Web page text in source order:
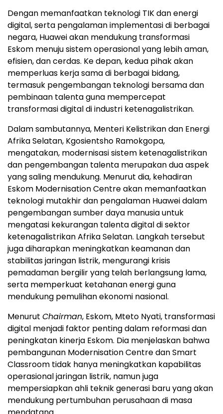
Dengan memanfaatkan teknologi TIK dan energi
digital, serta pengalaman implementasi di berbagai
negara, Huawei akan mendukung transformasi
Eskom menuju sistem operasional yang lebih aman,
efisien, dan cerdas. Ke depan, kedua pihak akan
memperluas kerja sama di berbagai bidang,
termasuk pengembangan teknologi bersama dan
pembinaan talenta guna mempercepat
transformasi digital di industri ketenagalistrikan.
Dalam sambutannya, Menteri Kelistrikan dan Energi
Afrika Selatan, Kgosientsho Ramokgopa,
mengatakan, modernisasi sistem ketenagalistrikan
dan pengembangan talenta merupakan dua aspek
yang saling mendukung. Menurut dia, kehadiran
Eskom Modernisation Centre akan memanfaatkan
teknologi mutakhir dan pengalaman Huawei dalam
pengembangan sumber daya manusia untuk
mengatasi kekurangan talenta digital di sektor
ketenagalistrikan Afrika Selatan. Langkah tersebut
juga diharapkan meningkatkan keamanan dan
stabilitas jaringan listrik, mengurangi krisis
pemadaman bergilir yang telah berlangsung lama,
serta memperkuat ketahanan energi guna
mendukung pemulihan ekonomi nasional.
Menurut Chairman, Eskom, Mteto Nyati, transformasi
digital menjadi faktor penting dalam reformasi dan
peningkatan kinerja Eskom. Dia menjelaskan bahwa
pembangunan Modernisation Centre dan Smart
Classroom tidak hanya meningkatkan kapabilitas
operasional jaringan listrik, namun juga
mempersiapkan ahli teknik generasi baru yang akan
mendukung pertumbuhan perusahaan di masa